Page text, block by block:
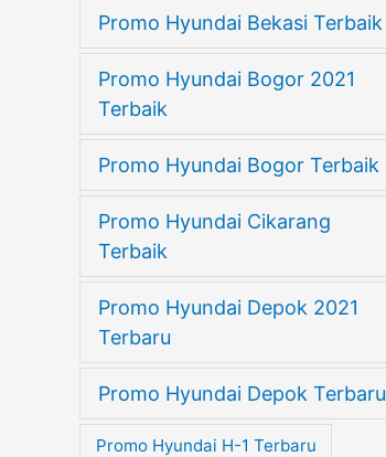
Promo Hyundai Bekasi Terbaik
Promo Hyundai Bogor 2021
Terbaik
Promo Hyundai Bogor Terbaik
Promo Hyundai Cikarang
Terbaik
Promo Hyundai Depok 2021
Terbaru
Promo Hyundai Depok Terbaru
Promo Hyundai H-1 Terbaru